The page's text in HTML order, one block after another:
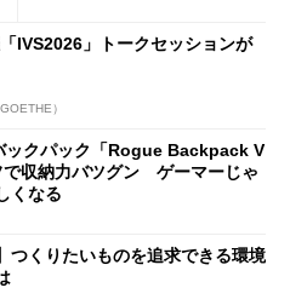
IVS2026」トークセッションが
）
ックパック「Rogue Backpack V
で収納力バツグン ゲーマーじゃ
くなる
つくりたいものを追求できる環境